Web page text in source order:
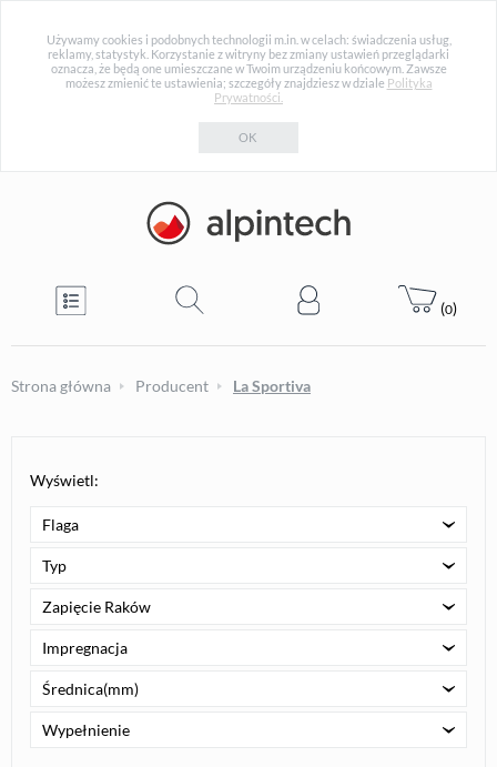
Używamy cookies i podobnych technologii m.in. w celach: świadczenia usług,
reklamy, statystyk. Korzystanie z witryny bez zmiany ustawień przeglądarki
oznacza, że będą one umieszczane w Twoim urządzeniu końcowym. Zawsze
możesz zmienić te ustawienia; szczegóły znajdziesz w dziale Polityka
Prywatności.
OK
(0)
Strona główna Producent La Sportiva
Wyświetl:
Flaga
Typ
Zapięcie Raków
Impregnacja
Średnica(mm)
Wypełnienie